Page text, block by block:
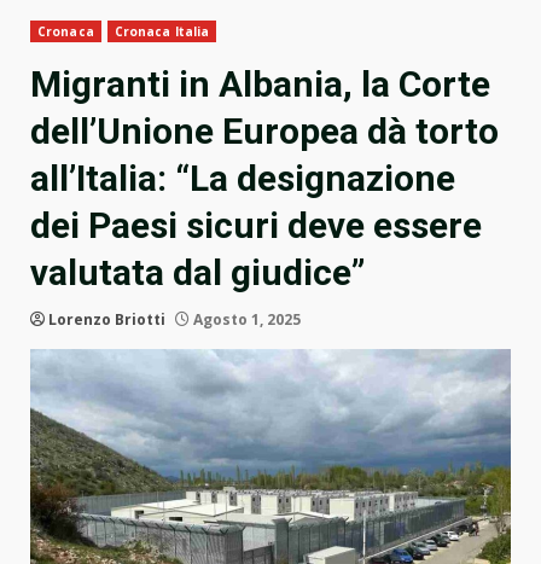
Cronaca Cronaca Italia
Migranti in Albania, la Corte
dell’Unione Europea dà torto
all’Italia: “La designazione
dei Paesi sicuri deve essere
valutata dal giudice”
Lorenzo Briotti Agosto 1, 2025